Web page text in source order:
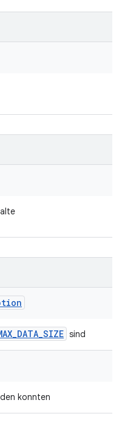
_DATA_SIZE sind
konnten